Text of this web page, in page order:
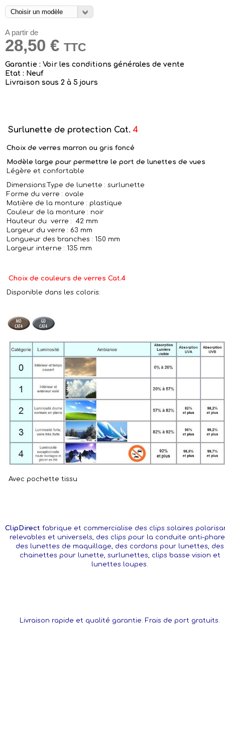
A partir de
28,50 € TTC
Garantie : Voir les conditions générales de vente
Etat : Neuf
Livraison sous 2 à 5 jours
Surlunette de protection Cat. 4
Choix de verres marron ou gris foncé
Modèle large pour permettre le port de lunettes de vues
Légère et confortable
Dimensions:Type de lunette : surlunette
Forme du verre : ovale
Matière de la monture : plastique
Couleur de la monture : noir
Hauteur du verre : 42 mm
Largeur du verre : 63 mm
Longueur des branches : 150 mm
Largeur interne : 135 mm
Choix de couleurs de verres Cat.4
Disponible dans les coloris:
Avec pochette tissu
ClipDirect fabrique et commercialise des clips solaires
relevables et universels, des clips pour la conduite anti-
des lunettes de maquillage, des cordons pour lunettes, des
chainettes pour lunette, surlunettes, clips basse vision et
lunettes loupes.
Livraison rapide et qualité garantie. Frais de port gratuits.